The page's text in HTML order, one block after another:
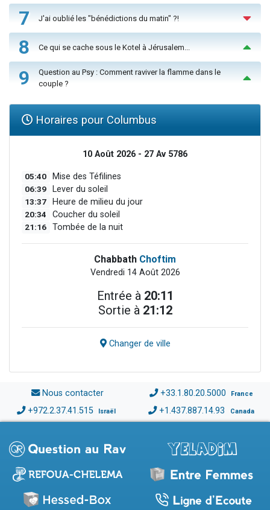
7 J'ai oublié les "bénédictions du matin" ?!
8 Ce qui se cache sous le Kotel à Jérusalem...
9
Question au Psy : Comment raviver la flamme dans le
couple ?
Horaires pour Columbus
10 Août 2026 - 27 Av 5786
05:40 Mise des Téfilines
06:39 Lever du soleil
13:37 Heure de milieu du jour
20:34 Coucher du soleil
21:16 Tombée de la nuit
Chabbath Choftim
Vendredi 14 Août 2026
Entrée à 20:11
Sortie à 21:12
Changer de ville
Nous contacter +33.1.80.20.5000 France
+972.2.37.41.515 Israël +1.437.887.14.93 Canada